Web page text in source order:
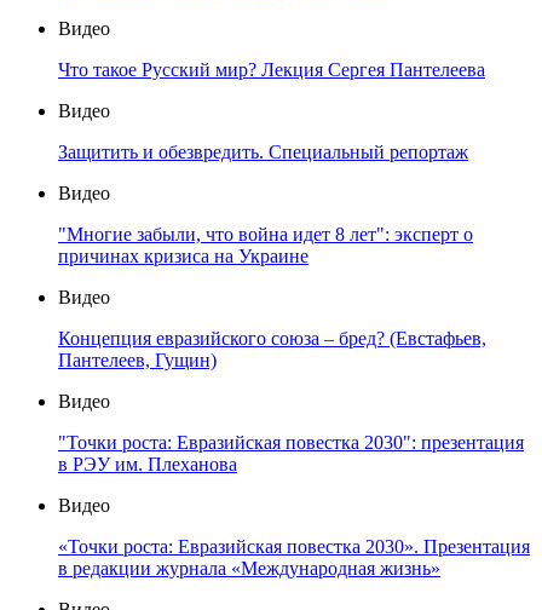
Видео
Что такое Русский мир? Лекция Сергея Пантелеева
Видео
Защитить и обезвредить. Специальный репортаж
Видео
"Многие забыли, что война идет 8 лет": эксперт о
причинах кризиса на Украине
Видео
Концепция евразийского союза – бред? (Евстафьев,
Пантелеев, Гущин)
Видео
"Точки роста: Евразийская повестка 2030": презентация
в РЭУ им. Плеханова
Видео
«Точки роста: Евразийская повестка 2030». Презентация
в редакции журнала «Международная жизнь»